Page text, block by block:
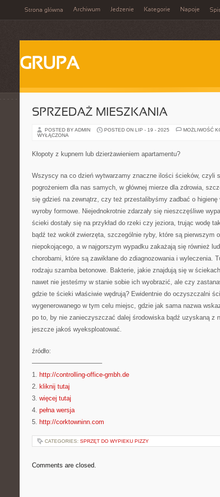
Strona główna Archiwum Jedzenie Kategorie Napoje
GRUPA
SPRZEDAŻ MIESZKANIA
POSTED BY ADMIN POSTED ON LIP - 19 - 2025
MOŻLIWOŚĆ
WYŁĄCZONA
Kłopoty z kupnem lub dzierżawieniem apartamentu?
Wszyscy na co dzień wytwarzamy znaczne ilości ścieków, czyli
pogrożeniem dla nas samych, w głównej mierze dla zdrowia,
się gdzieś na zewnątrz, czy też przestalibyśmy zadbać o
wyroby formowe. Niejednokrotnie zdarzały się nieszczęśliwe
ścieki dostały się na przykład do rzeki czy jeziora, trując wodę
bądź też wokół zwierzęta, szczególnie ryby, które są pierwszym
niepokojącego, a w najgorszym wypadku zakażają się również
chorobami, które są zawikłane do zdiagnozowania i wyleczenia.
rodzaju szamba betonowe. Bakterie, jakie znajdują się w
nawet nie jesteśmy w stanie sobie ich wyobrazić, ale czy
gdzie te ścieki właściwie wędrują? Ewidentnie do oczyszczalni
wygenerowanego w tym celu miejsc, gdzie jak sama nazwa
po to, by nie zanieczyszczać dalej środowiska bądź uzyskaną z
jeszcze jakoś wyeksploatować.
źródło:
———————————
1. http://controlling-office-gmbh.de
2. kliknij tutaj
3. więcej tutaj
4. pełna wersja
5. http://corktowninn.com
CATEGORIES: SPRZĘT DO WYPIEKU PIZZY
Comments are closed.